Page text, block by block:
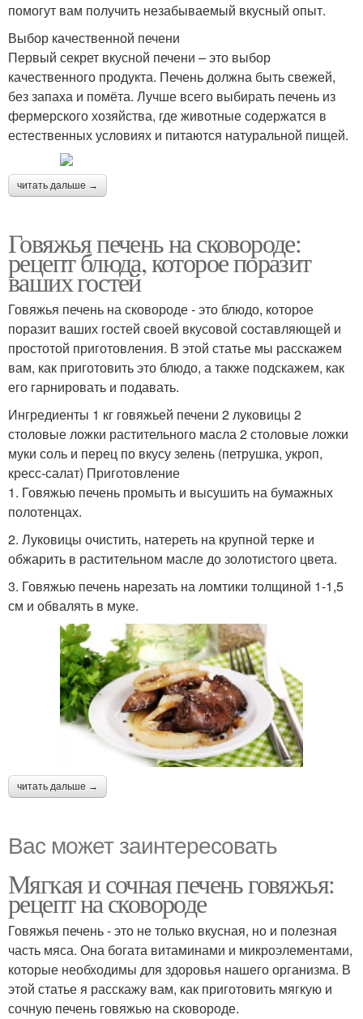
помогут вам получить незабываемый вкусный опыт.
Выбор качественной печени
Первый секрет вкусной печени – это выбор
качественного продукта. Печень должна быть свежей,
без запаха и помёта. Лучше всего выбирать печень из
фермерского хозяйства, где животные содержатся в
естественных условиях и питаются натуральной пищей.
читать дальше →
Говяжья печень на сковороде:
рецепт блюда, которое поразит
ваших гостей
Говяжья печень на сковороде - это блюдо, которое
поразит ваших гостей своей вкусовой составляющей и
простотой приготовления. В этой статье мы расскажем
вам, как приготовить это блюдо, а также подскажем, как
его гарнировать и подавать.
Ингредиенты 1 кг говяжьей печени 2 луковицы 2
столовые ложки растительного масла 2 столовые ложки
муки соль и перец по вкусу зелень (петрушка, укроп,
кресс-салат) Приготовление
1. Говяжью печень промыть и высушить на бумажных
полотенцах.
2. Луковицы очистить, натереть на крупной терке и
обжарить в растительном масле до золотистого цвета.
3. Говяжью печень нарезать на ломтики толщиной 1-1,5
см и обвалять в муке.
читать дальше →
Вас может заинтересовать
Мягкая и сочная печень говяжья:
рецепт на сковороде
Говяжья печень - это не только вкусная, но и полезная
часть мяса. Она богата витаминами и микроэлементами,
которые необходимы для здоровья нашего организма. В
этой статье я расскажу вам, как приготовить мягкую и
сочную печень говяжью на сковороде.